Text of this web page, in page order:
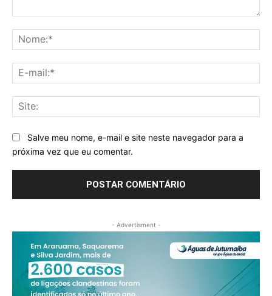
Salve meu nome, e-mail e site neste navegador para a
próxima vez que eu comentar.
- Advertisment -